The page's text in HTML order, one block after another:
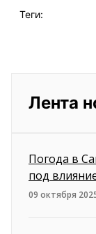
Теги:
Лента
Погода в
под
09 октября